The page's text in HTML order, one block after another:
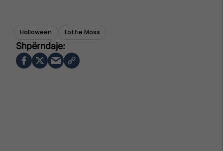
Halloween Lottie Moss